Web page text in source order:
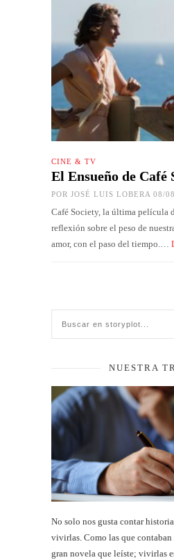
CINE & TV
El Ensueño de Café
POR JOSÉ LUIS LOBERA 08/
Café Society, la última película
reflexión sobre el peso de
amor, con el paso del tiempo.…
NUESTRA
No solo nos gusta contar
vivirlas. Como las que contaban
gran novela que leíste; vivirlas